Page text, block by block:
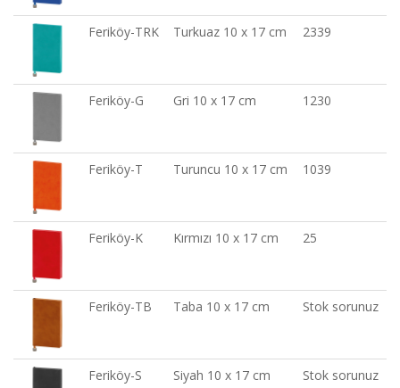
Feriköy-TRK Turkuaz 10 x 17 cm 2339
Feriköy-G Gri 10 x 17 cm 1230
Feriköy-T Turuncu 10 x 17 cm 1039
Feriköy-K Kırmızı 10 x 17 cm 25
Feriköy-TB Taba 10 x 17 cm Stok sorunuz
Feriköy-S Siyah 10 x 17 cm Stok sorunuz